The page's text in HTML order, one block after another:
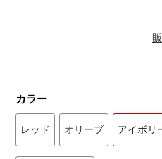
カラー
レッド オリーブ アイボリ